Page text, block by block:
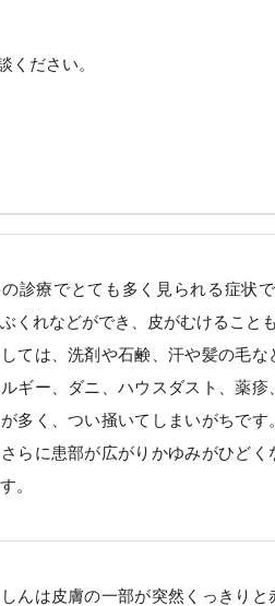
ください。
の診療でとても多く見られる症状
くれなどができ、皮がむけること
ては、洗剤や石鹸、汗や髪の毛
ギー、ダニ、ハウスダスト、薬
多く、つい掻いてしまいがちで
らに患部が広がりかゆみがひど
。
しんは皮膚の一部が突然くっきり